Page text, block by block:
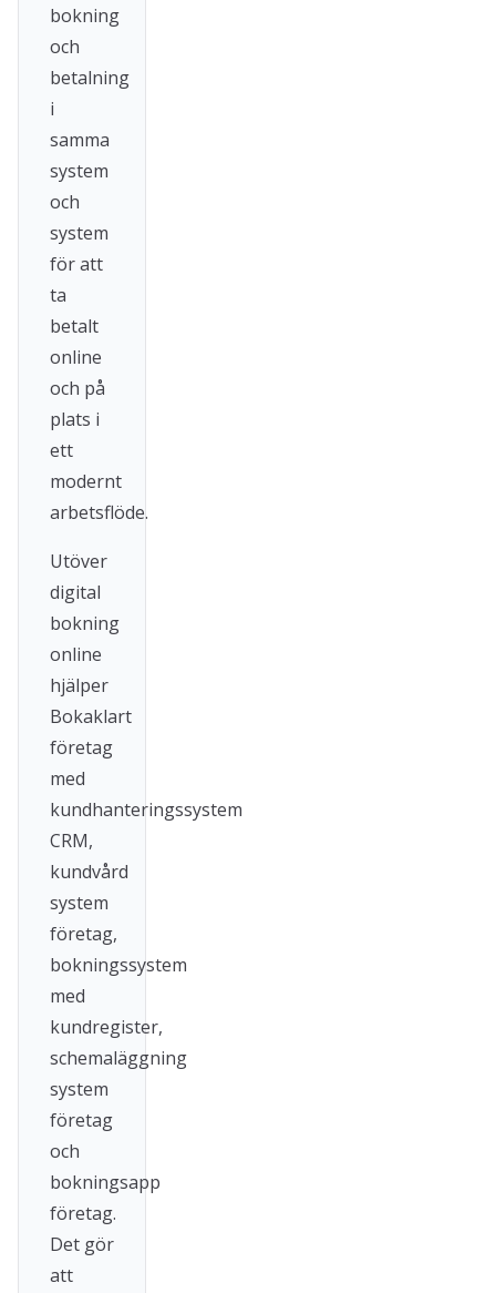
bokning
och
betalning
i
samma
system
och
system
för att
ta
betalt
online
och på
plats i
ett
modernt
arbetsflöde.
Utöver
digital
bokning
online
hjälper
Bokaklart
företag
med
kundhanteringssystem
CRM,
kundvård
system
företag,
bokningssystem
med
kundregister,
schemaläggning
system
företag
och
bokningsapp
företag.
Det gör
att